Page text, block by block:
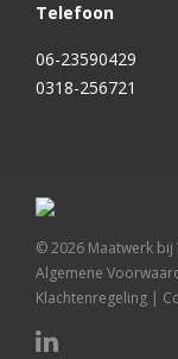
Telefoon
06-23590429
0318-256721
©2026 Maatwerk
Algemene
Klachtenregeling |